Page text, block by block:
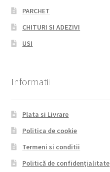
PARCHET
CHITURI SI ADEZIVI
USI
Informatii
Plata si Livrare
Politica de cookie
Termeni si conditii
Politică de confidențialitate